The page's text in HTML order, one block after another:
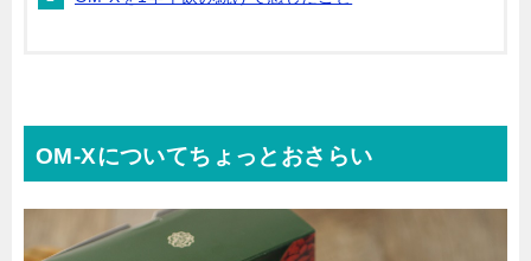
OM-Xについてちょっとおさらい